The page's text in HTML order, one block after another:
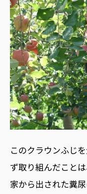
このクラウンふじ
ず取り組んだこと
家から出された糞